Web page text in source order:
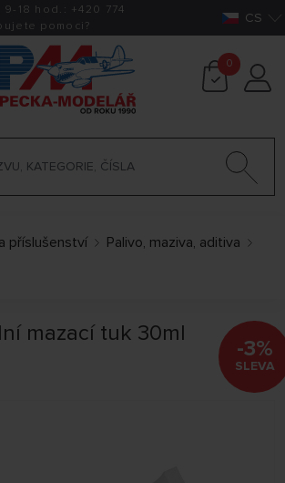
9-18 hod.: +420 774
pomoci? CS
0
příslušenství
Palivo, maziva, aditiva
mazací tuk 30ml
-3%
SLEVA